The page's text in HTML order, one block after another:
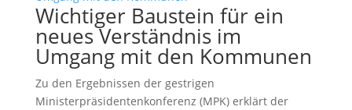
Wichtiger Baustein für ein
neues Verständnis im
Umgang mit den Kommunen
Zu den Ergebnissen der gestrigen
Ministerpräsidentenkonferenz (MPK) erklärt der